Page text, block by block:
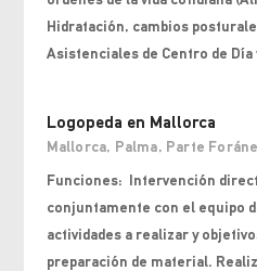
Hidratación, cambios
Asistenciales de Centro de Día
Logopeda en Mallorca
Mallorca, Palma, Parte
Funciones: Intervención
conjuntamente con el equipo
actividades a realizar y
preparación de material.